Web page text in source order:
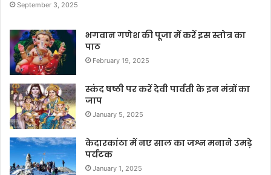
September 3, 2025
भगवान गणेश की पूजा में करें इस स्तोत्र का
पाठ
February 19, 2025
स्कंद षष्ठी पर करें देवी पार्वती के इन मंत्रों का
जाप
January 5, 2025
केदारकांठा में नए साल का जश्न मनाने उमड़े
पर्यटक
January 1, 2025